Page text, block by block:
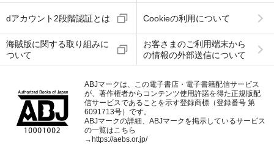
dアカウント2段階認証とは Cookieの利用について
海賊版に関する取り組みに
ついて
お客さまのご利用端末から
の情報の外部送信について
ABJマークは、この電子書店・電子書籍配信サービス
が、著作権者からコンテンツ使用許諾を得た正規版配
信サービスであることを示す登録商標（登録番号 第
6091713号）です。
ABJマークの詳細、ABJマークを掲示しているサービス
の一覧はこちら
→https://aebs.or.jp/